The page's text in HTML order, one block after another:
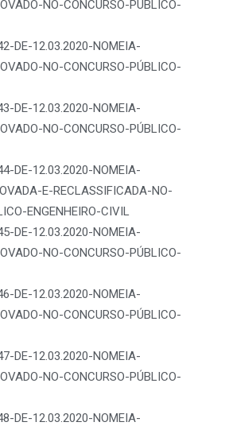
NO-CONCURSO-PÚBLICO-
DE-12.03.2020-NOMEIA-
NO-CONCURSO-PÚBLICO-
DE-12.03.2020-NOMEIA-
NO-CONCURSO-PÚBLICO-
DE-12.03.2020-NOMEIA-
E-RECLASSIFICADA-NO-
ENGENHEIRO-CIVIL
DE-12.03.2020-NOMEIA-
NO-CONCURSO-PÚBLICO-
DE-12.03.2020-NOMEIA-
NO-CONCURSO-PÚBLICO-
DE-12.03.2020-NOMEIA-
NO-CONCURSO-PÚBLICO-
DE-12.03.2020-NOMEIA-